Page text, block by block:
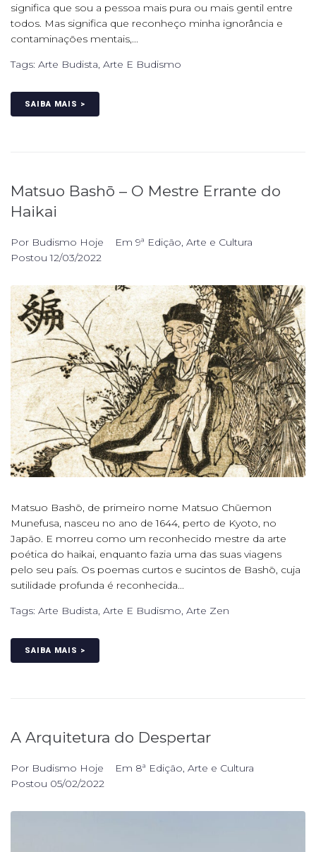
significa que sou a pessoa mais pura ou mais gentil entre
todos. Mas significa que reconheço minha ignorância e
contaminações mentais,...
Tags: Arte Budista, Arte E Budismo
SAIBA MAIS >
Matsuo Bashō – O Mestre Errante do
Haikai
Por Budismo Hoje Em 9ª Edição, Arte e Cultura
Postou12/03/2022
Matsuo Bashō, de primeiro nome Matsuo Chūemon
Munefusa, nasceu no ano de 1644, perto de Kyoto, no
Japão. E morreu como um reconhecido mestre da arte
poética do haikai, enquanto fazia uma das suas viagens
pelo seu país. Os poemas curtos e sucintos de Bashō, cuja
sutilidade profunda é reconhecida...
Tags: Arte Budista, Arte E Budismo, Arte Zen
SAIBA MAIS >
A Arquitetura do Despertar
Por Budismo Hoje Em 8ª Edição, Arte e Cultura
Postou 05/02/2022